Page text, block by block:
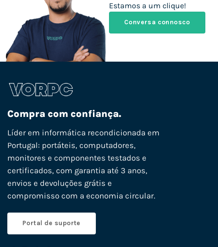
Estamos a um clique!
Conversa connosco
Compra com confiança.
Líder em informática recondicionada em
Portugal: portáteis, computadores,
monitores e componentes testados e
certificados, com garantia até 3 anos,
envios e devoluções grátis e
compromisso com a economia circular.
Portal de suporte